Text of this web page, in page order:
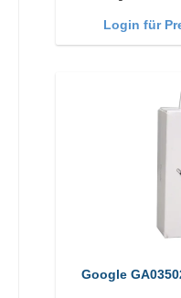
Login für
Google